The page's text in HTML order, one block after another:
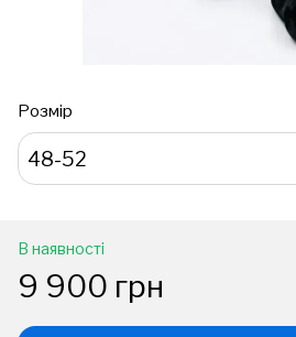
Розмір
48-52
В наявності
9 900 грн